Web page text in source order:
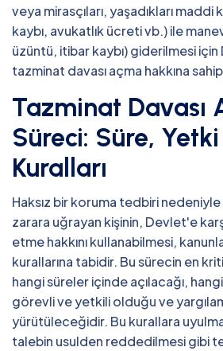
veya mirasçıları, yaşadıkları maddi
kaybı, avukatlık ücreti vb.) ile
üzüntü, itibar kaybı) giderilmesi
tazminat davası açma hakkına
Tazminat Davası
Süreci: Süre, Yetki
Kuralları
Haksız bir koruma tedbiri
zarara uğrayan kişinin, Devlet'e
etme hakkını kullanabilmesi,
kurallarına tabidir. Bu sürecin en
hangi süreler içinde açılacağı,
görevli ve yetkili olduğu ve
yürütüleceğidir. Bu kurallara
talebin usulden reddedilmesi gibi